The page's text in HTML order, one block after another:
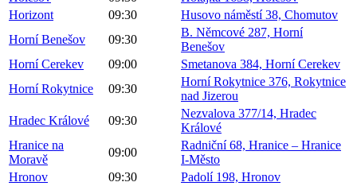
Horizont
09:30
Husovo náměstí 38, Chomutov
Horní Benešov
09:30
B. Němcové 287, Horní
Benešov
Horní Cerekev
09:00
Smetanova 384, Horní Cerekev
Horní Rokytnice
09:30
Horní Rokytnice 376, Rokytnice
nad Jizerou
Hradec Králové
09:30
Nezvalova 377/14, Hradec
Králové
Hranice na
Moravě
09:00
Radniční 68, Hranice – Hranice
I-Město
Hronov
09:30
Padolí 198, Hronov